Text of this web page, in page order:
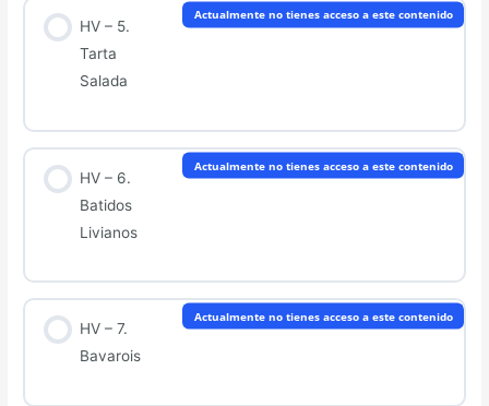
HV – 5.
Tarta
Salada
Actualmente no tienes acceso a este contenido
HV – 6.
Batidos
Livianos
Actualmente no tienes acceso a este contenido
HV – 7.
Bavarois
Actualmente no tienes acceso a este contenido